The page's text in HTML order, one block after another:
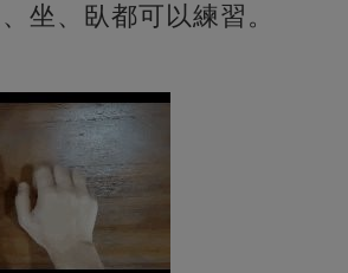
坐、臥都可以練習。